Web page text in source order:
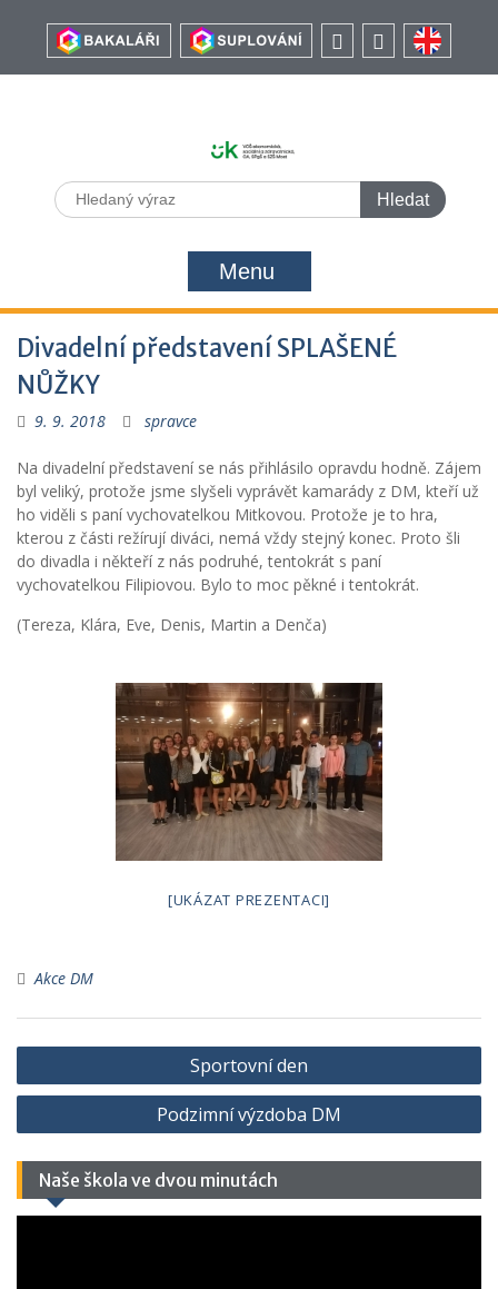
Menu
Divadelní představení SPLAŠENÉ
NŮŽKY
9. 9. 2018 spravce
Na divadelní představení se nás přihlásilo opravdu hodně. Zájem
byl veliký, protože jsme slyšeli vyprávět kamarády z DM, kteří už
ho viděli s paní vychovatelkou Mitkovou. Protože je to hra,
kterou z části režírují diváci, nemá vždy stejný konec. Proto šli
do divadla i někteří z nás podruhé, tentokrát s paní
vychovatelkou Filipiovou. Bylo to moc pěkné i tentokrát.
(Tereza, Klára, Eve, Denis, Martin a Denča)
[UKÁZAT PREZENTACI]
Akce DM
Sportovní den
Podzimní výzdoba DM
Naše škola ve dvou minutách